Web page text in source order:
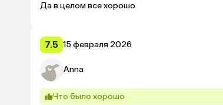
Да в целом все хорошо
7.5 15 февраля 2026
Anna
Что было хорошо